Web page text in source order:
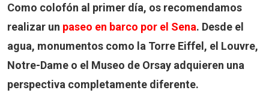
Como colofón al primer día, os recomendamos
realizar un paseo en barco por el Sena. Desde el
agua, monumentos como la Torre Eiffel, el Louvre,
Notre-Dame o el Museo de Orsay adquieren una
perspectiva completamente diferente.